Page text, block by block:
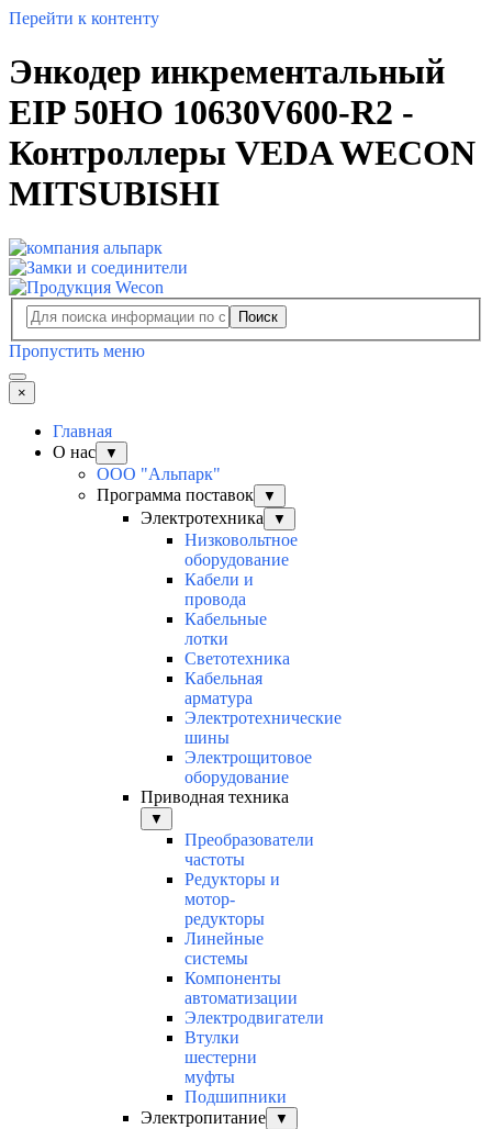
Перейти к контенту
Энкодер инкрементальный
EIP 50HO 10630V600-R2 -
Контроллеры VEDA WECON
MITSUBISHI
Поиск
Пропустить меню
×
Главная
О нас
▼
ООО "Альпарк"
Программа поставок
▼
Электротехника ▼
Низковольтное
оборудование
Кабели и
провода
Кабельные
лотки
Светотехника
Кабельная
арматура
Электротехнические
шины
Электрощитовое
оборудование
Приводная техника
▼
Преобразователи
частоты
Редукторы и
мотор-
редукторы
Линейные
системы
Компоненты
автоматизации
Электродвигатели
Втулки
шестерни
муфты
Подшипники
Электропитание
▼